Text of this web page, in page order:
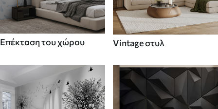
Επέκταση του χώρου Vintage στυλ